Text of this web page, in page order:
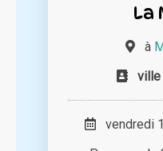
La
à
ville
vendredi